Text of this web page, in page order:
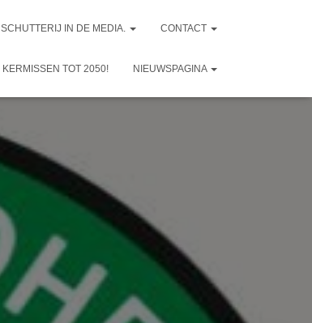
SCHUTTERIJ IN DE MEDIA. CONTACT
KERMISSEN TOT 2050! NIEUWSPAGINA